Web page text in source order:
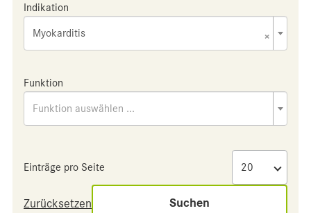
Indikation
×
Myokarditis
Funktion
Funktion auswählen ...
Einträge pro Seite
Zurücksetzen Suchen